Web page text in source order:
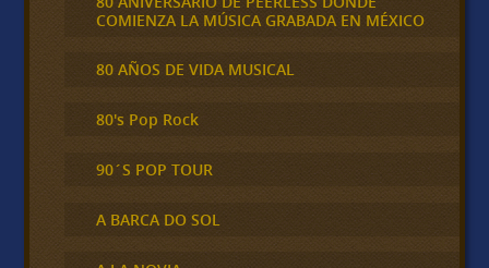
COMIENZA LA MÚSICA GRABADA EN MÉXICO
80 AÑOS DE VIDA MUSICAL
80's Pop Rock
90´S POP TOUR
A BARCA DO SOL